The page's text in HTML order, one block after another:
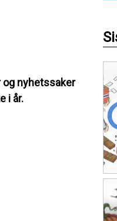
nyhetssaker
i år.